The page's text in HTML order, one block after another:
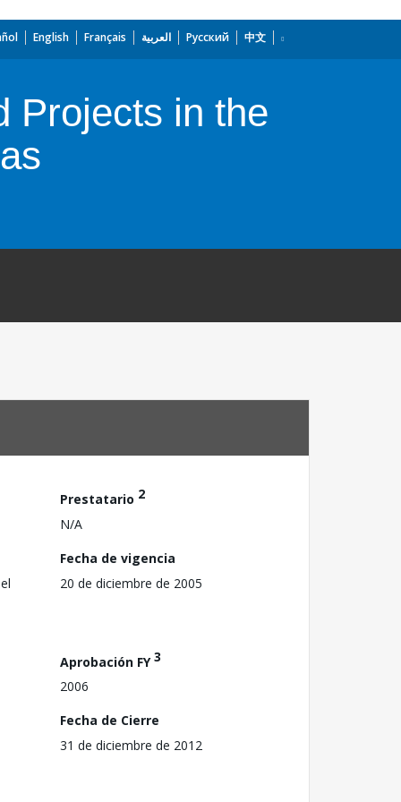
English Français العربية Русский 中文
Projects in the
Prestatario 2
N/A
Fecha de vigencia
20 de diciembre de 2005
Aprobación FY3
2006
Fecha de Cierre
31 de diciembre de 2012